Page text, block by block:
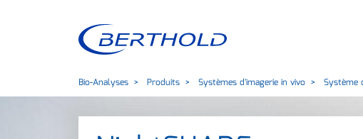
Bio-Analyses Produits Systèmes d'imagerie in vivo Système